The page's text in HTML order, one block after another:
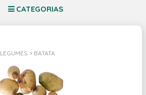
CATEGORIAS
LEGUMES > BATATA